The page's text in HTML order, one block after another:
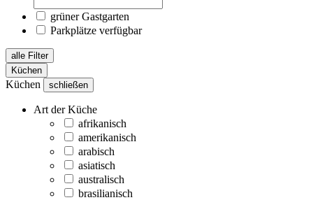
grüner Gastgarten
Parkplätze verfügbar
alle Filter
Küchen
Küchen schließen
Art der Küche
afrikanisch
amerikanisch
arabisch
asiatisch
australisch
brasilianisch